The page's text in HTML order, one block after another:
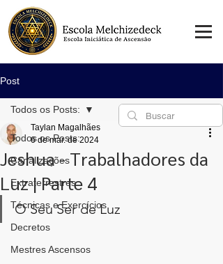
Post
Todos os Posts:
Canalizações
Extraterrestres
Técnicas e Exercícios
Decretos
Mestres Ascensos
Todos os Posts:
Jeshua - Trabalhadores da
Luz | Parte 4
Taylan Magalhães
6 de mar. de 2024
O Seu Ser de Luz